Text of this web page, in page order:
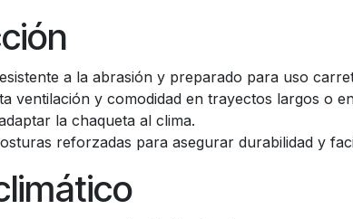
a la abrasión y preparado para uso
ventilación y comodidad en trayectos largos o
la chaqueta al clima.
reforzadas para asegurar durabilidad y